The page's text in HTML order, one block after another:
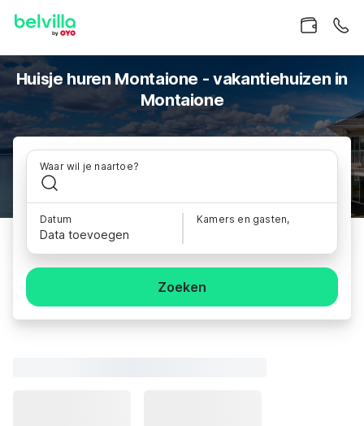
Huisje huren Montaione - vakantiehuizen in
Montaione
Waar wil je naartoe?
Datum
Data toevoegen
Kamers en gasten,
Zoeken